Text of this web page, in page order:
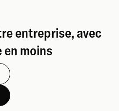
entreprise, avec
en moins